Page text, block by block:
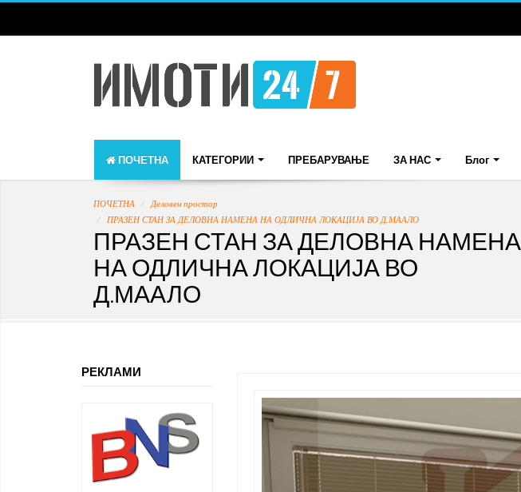
ПОЧЕТНА КАТЕГОРИИ ПРЕБАРУВАЊЕ ЗА НАС Блог
ПОЧЕТНА
Деловен простор
ПРАЗЕН СТАН ЗА ДЕЛОВНА НАМЕНА НА ОДЛИЧНА ЛОКАЦИЈА ВО Д.МААЛО
ПРАЗЕН СТАН ЗА ДЕЛОВНА НАМЕНА
НА ОДЛИЧНА ЛОКАЦИЈА ВО
Д.МААЛО
РЕКЛАМИ